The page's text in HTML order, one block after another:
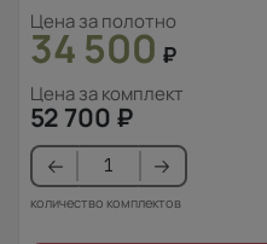
Цена за полотно
34 500 ₽
Цена за комплект
52 700 ₽
количество комплектов